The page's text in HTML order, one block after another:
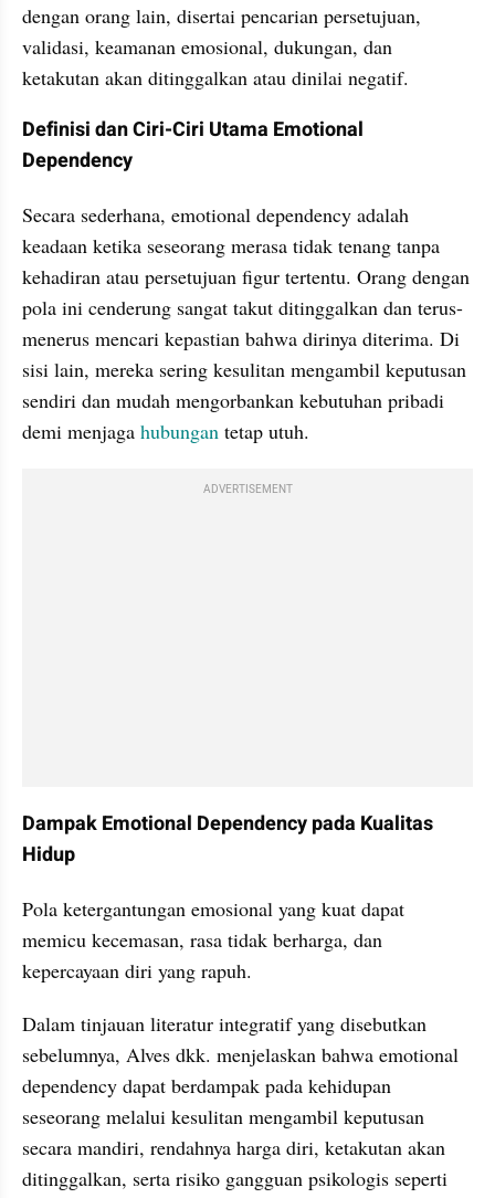
dengan orang lain, disertai pencarian persetujuan,
validasi, keamanan emosional, dukungan, dan
ketakutan akan ditinggalkan atau dinilai negatif.
Definisi dan Ciri-Ciri Utama Emotional
Dependency
Secara sederhana, emotional dependency adalah
keadaan ketika seseorang merasa tidak tenang tanpa
kehadiran atau persetujuan figur tertentu. Orang dengan
pola ini cenderung sangat takut ditinggalkan dan terus-
menerus mencari kepastian bahwa dirinya diterima. Di
sisi lain, mereka sering kesulitan mengambil keputusan
sendiri dan mudah mengorbankan kebutuhan pribadi
demi menjaga hubungan tetap utuh.
ADVERTISEMENT
Dampak Emotional Dependency pada Kualitas
Hidup
Pola ketergantungan emosional yang kuat dapat
memicu kecemasan, rasa tidak berharga, dan
kepercayaan diri yang rapuh.
Dalam tinjauan literatur integratif yang disebutkan
sebelumnya, Alves dkk. menjelaskan bahwa emotional
dependency dapat berdampak pada kehidupan
seseorang melalui kesulitan mengambil keputusan
secara mandiri, rendahnya harga diri, ketakutan akan
ditinggalkan, serta risiko gangguan psikologis seperti